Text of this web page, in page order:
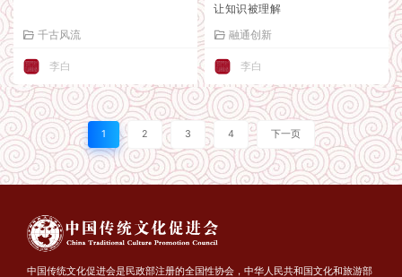
千古风流
李白
让知识被理解
融通创新
李白
1 2 3 4 下一页
中国传统文化促进会是民政部注册的全国性协会，中华人民共和国文化和旅游部